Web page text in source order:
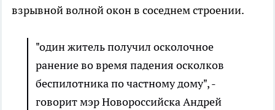
взрывной волной окон в соседнем строении.
"один житель получил осколочное
ранение во время падения осколков
беспилотника по частному дому", -
говорит мэр Новороссийска Андрей